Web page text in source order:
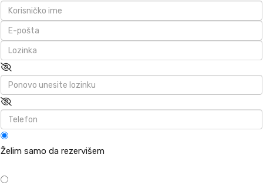
Želim samo da rezervišem